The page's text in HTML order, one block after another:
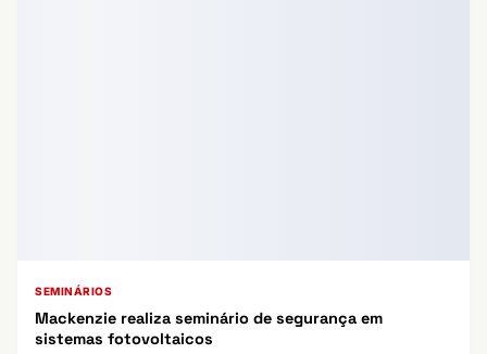
SEMINÁRIOS
Mackenzie realiza seminário de segurança em
sistemas fotovoltaicos